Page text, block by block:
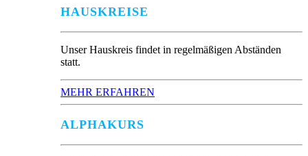
HAUSKREISE
Unser Hauskreis findet in regelmäßigen Abständen
statt.
MEHR ERFAHREN
ALPHAKURS